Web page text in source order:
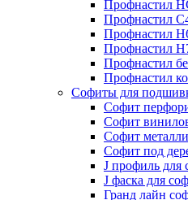
Профнастил
Профнастил
Профнастил
Профнастил
Профнастил
Профнастил
Софиты для
Cофит
Софит
Софит
Софит под
J профиль для
J фаска для
Гранд лайн